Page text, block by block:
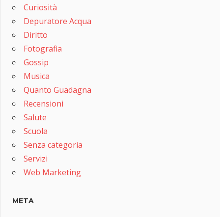
Curiosità
Depuratore Acqua
Diritto
Fotografia
Gossip
Musica
Quanto Guadagna
Recensioni
Salute
Scuola
Senza categoria
Servizi
Web Marketing
META